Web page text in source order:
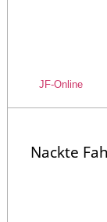
JF-Online
Nackte